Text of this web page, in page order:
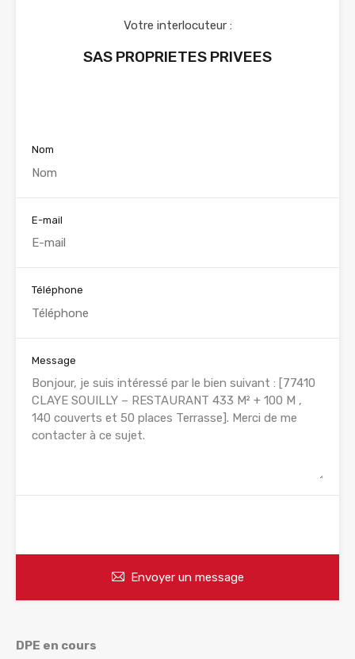
Votre interlocuteur :
SAS PROPRIETES PRIVEES
Nom
E-mail
Téléphone
Message
Envoyer un message
DPE en cours